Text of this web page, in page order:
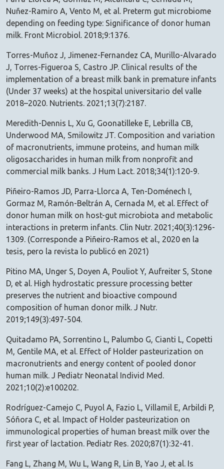
Nuñez-Ramiro A, Vento M, et al. Preterm gut microbiome
depending on feeding type: Significance of donor human
milk. Front Microbiol. 2018;9:1376.
Torres-Muñoz J, Jimenez-Fernandez CA, Murillo-Alvarado
J, Torres-Figueroa S, Castro JP. Clinical results of the
implementation of a breast milk bank in premature infants
(Under 37 weeks) at the hospital universitario del valle
2018–2020. Nutrients. 2021;13(7):2187.
Meredith-Dennis L, Xu G, Goonatilleke E, Lebrilla CB,
Underwood MA, Smilowitz JT. Composition and variation
of macronutrients, immune proteins, and human milk
oligosaccharides in human milk from nonprofit and
commercial milk banks. J Hum Lact. 2018;34(1):120-9.
Piñeiro-Ramos JD, Parra-Llorca A, Ten-Doménech I,
Gormaz M, Ramón-Beltrán A, Cernada M, et al. Effect of
donor human milk on host-gut microbiota and metabolic
interactions in preterm infants. Clin Nutr. 2021;40(3):1296-
1309. (Corresponde a Piñeiro-Ramos et al., 2020 en la
tesis, pero la revista lo publicó en 2021)
Pitino MA, Unger S, Doyen A, Pouliot Y, Aufreiter S, Stone
D, et al. High hydrostatic pressure processing better
preserves the nutrient and bioactive compound
composition of human donor milk. J Nutr.
2019;149(3):497-504.
Quitadamo PA, Sorrentino L, Palumbo G, Cianti L, Copetti
M, Gentile MA, et al. Effect of Holder pasteurization on
macronutrients and energy content of pooled donor
human milk. J Pediatr Neonatal Individ Med.
2021;10(2):e100202.
Rodríguez-Camejo C, Puyol A, Fazio L, Villamil E, Arbildi P,
Sóñora C, et al. Impact of Holder pasteurization on
immunological properties of human breast milk over the
first year of lactation. Pediatr Res. 2020;87(1):32-41.
Fang L, Zhang M, Wu L, Wang R, Lin B, Yao J, et al. Is